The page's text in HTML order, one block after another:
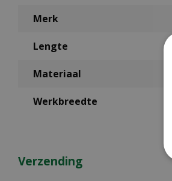
Merk
Lengte
Materiaal
Werkbreedte
Verzending